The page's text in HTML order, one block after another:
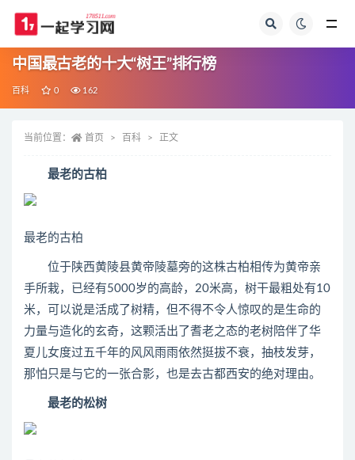
中国最古老的十大“树王”排行榜
百科 0 162
当前位置： 首页 百科 正文
最老的古柏
最老的古柏
位于陕西黄陵县黄帝陵墓旁的这株古柏相传为黄帝亲
手所栽，已经有5000岁的高龄，20米高，树干最粗处有10
米，可以说是活成了树精，但不得不令人惊叹的是生命的
力量与造化的玄奇，这颗活出了耆老之态的老树陪伴了华
夏儿女度过五千年的风风雨雨依然挺拔不衰，抽枝发芽，
那怕只是与它的一张合影，也是去古都西安的绝对理由。
最老的松树